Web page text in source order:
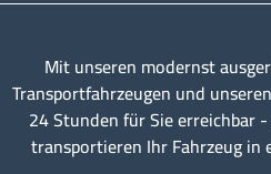
Mit unseren modernst
Transportfahrzeugen und
24 Stunden für Sie erreichbar
transportieren Ihr Fahrzeug